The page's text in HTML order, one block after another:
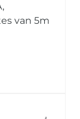
van 5m